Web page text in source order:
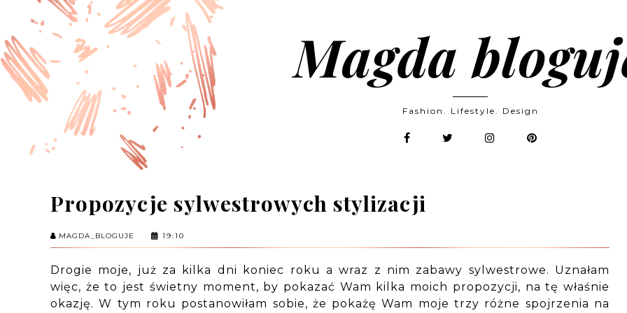
Magda
Fashion. Lifestyle. Design
Propozycje sylwestrowych stylizacji
MAGDA_BLOGUJE 19:10
Drogie moje, już za kilka dni koniec roku a wraz z nim zabawy sylwestrowe. Uznałam
więc, że to jest świetny moment, by pokazać Wam kilka moich propozycji, na tę właśnie
okazję. W tym roku postanowiłam sobie, że pokażę Wam moje trzy różne spojrzenia na